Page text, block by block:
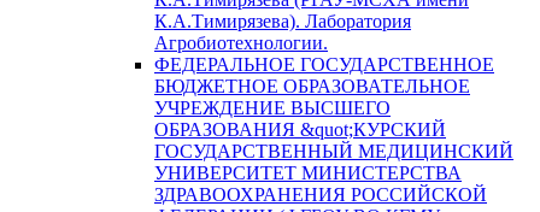
К.А.Тимирязева). Лаборатория
Агробиотехнологии.
ФЕДЕРАЛЬНОЕ ГОСУДАРСТВЕННОЕ
БЮДЖЕТНОЕ ОБРАЗОВАТЕЛЬНОЕ
УЧРЕЖДЕНИЕ ВЫСШЕГО
ОБРАЗОВАНИЯ &quot;КУРСКИЙ
ГОСУДАРСТВЕННЫЙ МЕДИЦИНСКИЙ
УНИВЕРСИТЕТ МИНИСТЕРСТВА
ЗДРАВООХРАНЕНИЯ РОССИЙСКОЙ